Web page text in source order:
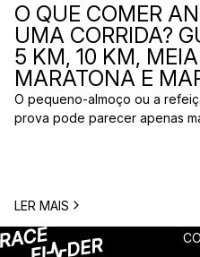
O QUE COMER
UMA CORRIDA?
5 KM, 10 KM, MEIA
MARATONA E
O pequeno-almoço ou a
prova pode parecer apenas
corredores: o que comer antes
A […]
LER MAIS